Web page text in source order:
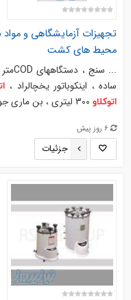
تجهیزات آزمایشگاهی و
محیط های کشت
ساده ، اینکوباتور یخچالراد ،
اتوکلاو300 لیتری ، بن ماری جوش ، بن ماری سرولوژی ، حمام ...
6 روز پیش
جزئیات